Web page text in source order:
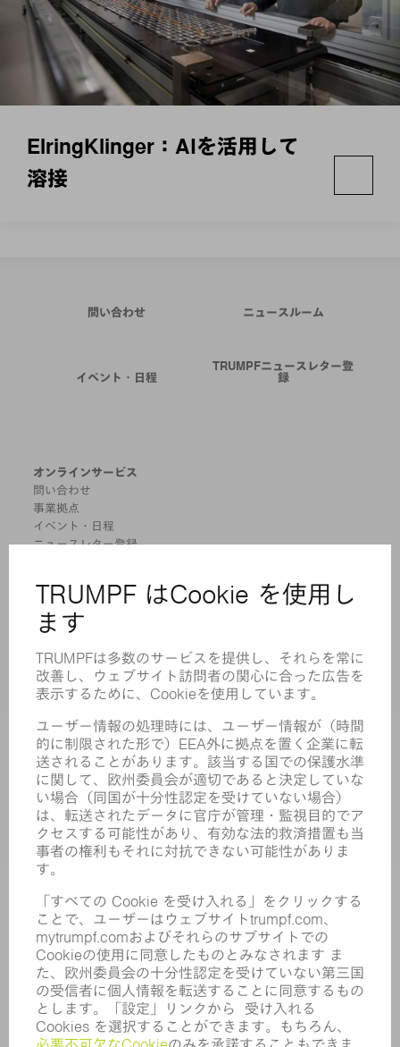
ElringKlinger：AIを活用して
溶接
問い合わせ ニュースルーム
イベント・日程
TRUMPFニュースレター登
録
オンラインサービス
問い合わせ
事業拠点
イベント・日程
ニュースレター登録
製品
機械 & システム
レーザ
パワーエレクトロニクス
電気ツール
スマートファクトリー
サービス
アプリケーション
業界
企業
キャリア
求人情報
企業プロフィール
取締役会
年次報告書
コンプライアンス
内部通報制度
セキュリティ
プレスリリース
マガジン
サステナビリティ
気候と環境
社会と地域